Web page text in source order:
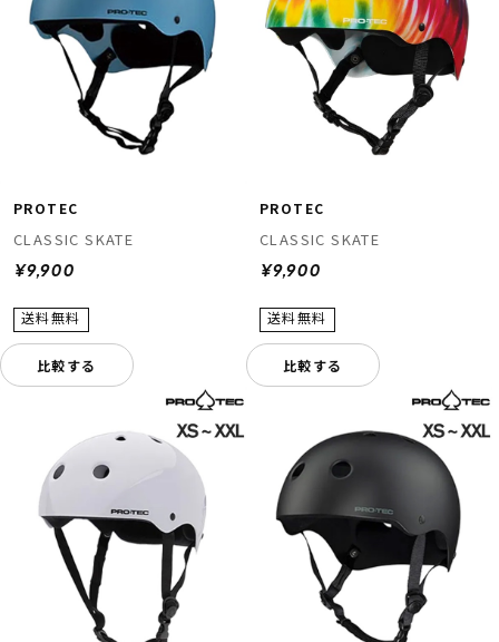
PROTEC
CLASSIC SKATE
¥9,900
比較する
PROTEC
CLASSIC SKATE
¥9,900
比較する